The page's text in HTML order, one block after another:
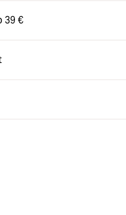
39 €